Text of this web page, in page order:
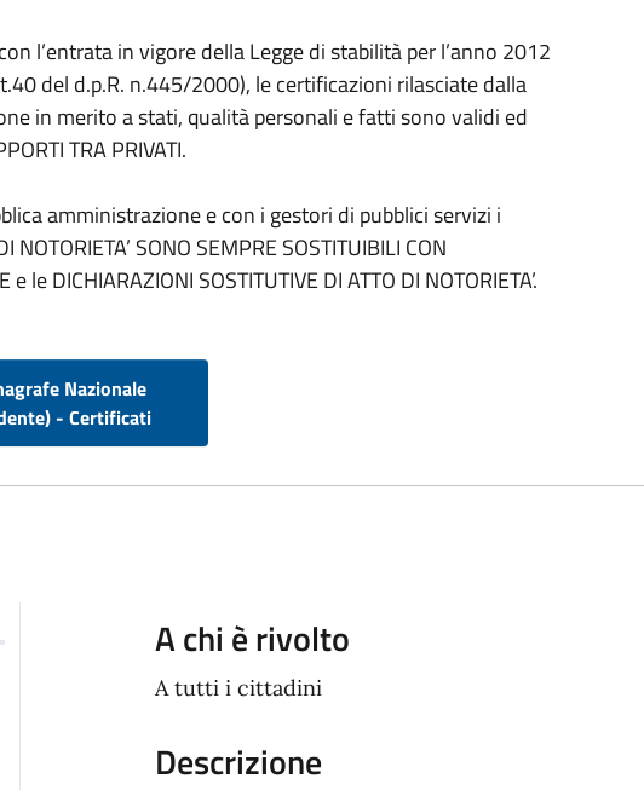
l’entrata in vigore della Legge di stabilità per l’anno 2012
del d.p.R. n.445/2000), le certificazioni rilasciate dalla
in merito a stati, qualità personali e fatti sono validi ed
TRA PRIVATI.
amministrazione e con i gestori di pubblici servizi i
NOTORIETA’ SONO SEMPRE SOSTITUIBILI CON
e le DICHIARAZIONI SOSTITUTIVE DI ATTO DI NOTORIETA’.
Nazionale
- Certificati
A chi è rivolto
A tutti i cittadini
Descrizione